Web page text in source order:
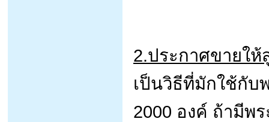
2.ประกาศขายให้
เป็นวิธีที่มักใช้กับ
2000 องค์ ถ้ามีพ